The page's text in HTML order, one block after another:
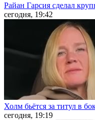
Райан Гарсия сделал
сегодня, 19:42
Холм бьётся за титул в
сегодня, 19:19